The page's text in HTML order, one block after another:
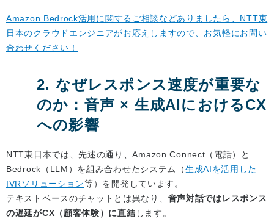
Amazon Bedrock活用に関するご相談などありましたら、NTT東
日本のクラウドエンジニアがお応えしますので、お気軽にお問い
合わせください！
2. なぜレスポンス速度が重要な
のか：音声 × 生成AIにおけるCX
への影響
NTT東日本では、先述の通り、Amazon Connect（電話）と
Bedrock（LLM）を組み合わせたシステム（生成AIを活用した
IVRソリューション等）を開発しています。
テキストベースのチャットとは異なり、 音声対話ではレスポンス
の遅延がCX（顧客体験）に直結 します。